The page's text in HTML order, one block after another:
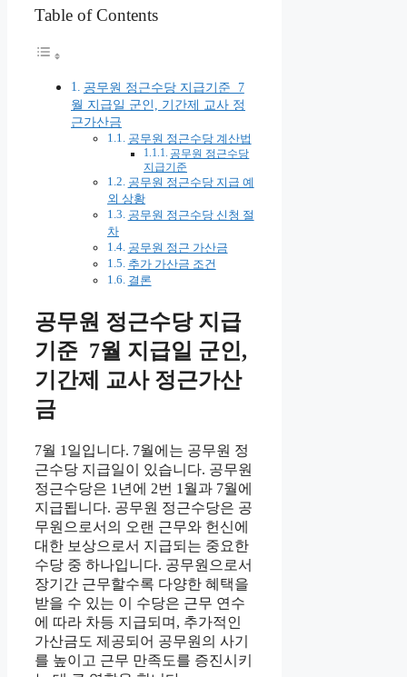
Table of Contents
공무원 정근수당 지급기준 7
월 지급일 군인, 기간제 교사 정
근가산금
공무원 정근수당 계산법
공무원 정근수당
지급기준
공무원 정근수당 지급 예
외 상황
공무원 정근수당 신청 절
차
공무원 정근 가산금
추가 가산금 조건
결론
공무원 정근수당 지급
기준 7월 지급일 군인,
기간제 교사 정근가산
금
7월 1일입니다. 7월에는 공무원 정
근수당 지급일이 있습니다. 공무원
정근수당은 1년에 2번 1월과 7월에
지급됩니다. 공무원 정근수당은 공
무원으로서의 오랜 근무와 헌신에
대한 보상으로서 지급되는 중요한
수당 중 하나입니다. 공무원으로서
장기간 근무할수록 다양한 혜택을
받을 수 있는 이 수당은 근무 연수
에 따라 차등 지급되며, 추가적인
가산금도 제공되어 공무원의 사기
를 높이고 근무 만족도를 증진시키